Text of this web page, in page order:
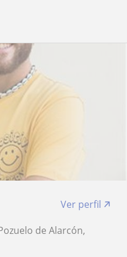
Ver perfil
de Alarcón,